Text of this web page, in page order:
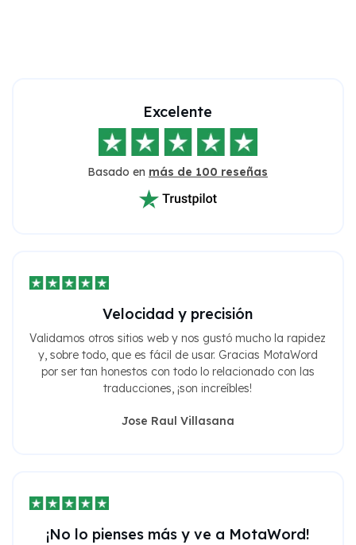
Excelente
Basado en más de 100 reseñas
Velocidad y precisión
Validamos otros sitios web y nos gustó mucho la rapidez
y, sobre todo, que es fácil de usar. Gracias MotaWord
por ser tan honestos con todo lo relacionado con las
traducciones, ¡son increíbles!
Jose Raul Villasana
¡No lo pienses más y ve a MotaWord!